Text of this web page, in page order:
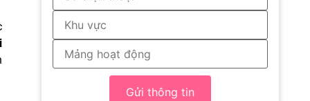
Gửi thông tin